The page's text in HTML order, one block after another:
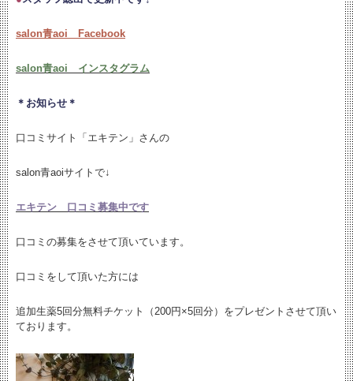
salon青aoi Facebook
salon青aoi インスタグラム
＊お知らせ＊
口コミサイト「エキテン」さんの
salon青aoiサイトで↓
エキテン 口コミ募集中です
口コミの募集をさせて頂いています。
口コミをして頂いた方には
追加生薬5回分無料チケット（200円×5回分）をプレゼントさせて頂い
ております。